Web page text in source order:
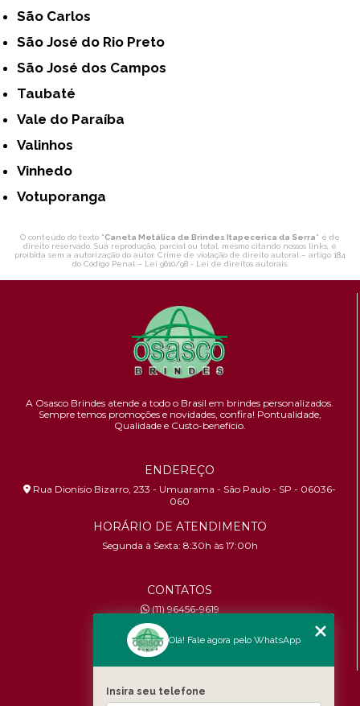
São Carlos
São José do Rio Preto
São José dos Campos
Taubaté
Vale do Paraíba
Valinhos
Vinhedo
Votuporanga
O conteúdo do texto "Caneta Metálica de Brindes Itapecerica da Serra" é de
direito reservado. Sua reprodução, parcial ou total, mesmo citando nossos links, é
proibida sem a autorização do autor. Crime de violação de direito autoral – artigo 184
do Código Penal – Lei 9610/98 - Lei de direitos autorais.
A Osasco Brindes atende a todo o Brasil em brindes personalizados.
Sempre temos promoções e novidades, confira! Pontualidade,
Qualidade e Custo-benefício.
ENDEREÇO
Rua Dionísio Bizarro, 233 - Umuarama - São Paulo - SP - 06036-
060
HORÁRIO DE ATENDIMENTO
Segunda à Sexta: 8:30h às 17:00h
CONTATOS
(11) 96456-9619
contato@osascobrindes.com.br
CNPJ:26.434.153/0001-30
MENU
Olá! Fale agora pelo WhatsApp
Insira seu telefone